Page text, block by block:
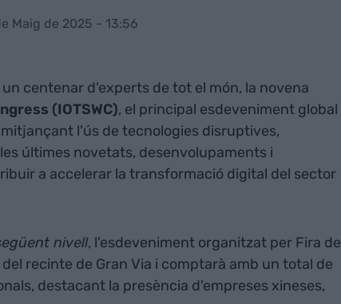
Maig de 2025 - 13:56
centenar d'experts de tot el món, la novena
(IOTSWC), el principal esdeveniment global
l'ús de tecnologies disruptives,
últimes novetats, desenvolupaments i
a accelerar la transformació digital del sector
nivell, l'esdeveniment organitzat per Fira de
recinte de Gran Via i comptarà amb un total de
destacant la presència d'empreses xineses,